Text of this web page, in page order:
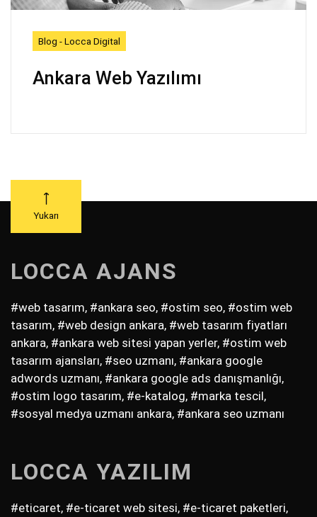
Blog - Locca Digital
Ankara Web Yazılımı
LOCCA AJANS
#web tasarım, #ankara seo, #ostim seo, #ostim web
tasarım, #web design ankara, #web tasarım fiyatları
ankara, #ankara web sitesi yapan yerler, #ostim web
tasarım ajansları, #seo uzmanı, #ankara google
adwords uzmanı, #ankara google ads danışmanlığı,
#ostim logo tasarım, #e-katalog, #marka tescil,
#sosyal medya uzmanı ankara, #ankara seo uzmanı
LOCCA YAZILIM
#eticaret, #e-ticaret web sitesi, #e-ticaret paketleri,
Yukarı